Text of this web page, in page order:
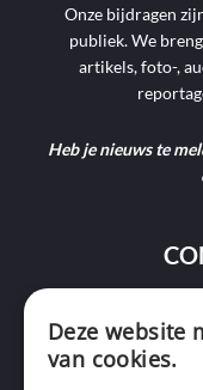
Onze bijdragen
publiek. We
artikels, foto-,
Heb je nieuws te
Deze website
van cookies.